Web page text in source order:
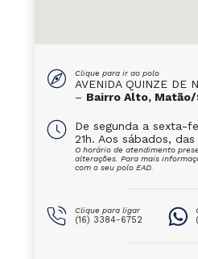
Clique para ir ao polo
AVENIDA QUINZE DE
– Bairro Alto, Matão/
De segunda a sexta-
21h. Aos sábados, das
O horário de atendimento
alterações. Para mais
com o seu polo EAD.
Clique para ligar
(16) 3384-6752